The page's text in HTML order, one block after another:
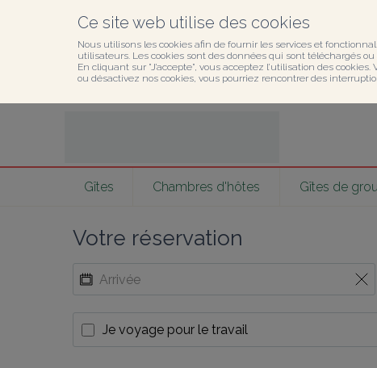
Ce site web utilise des cookies
Nous utilisons les cookies afin de fournir les services et
utilisateurs. Les cookies sont des données qui sont téléchargés
En cliquant sur ”J’accepte”, vous acceptez l’utilisation des
ou désactivez nos cookies, vous pourriez rencontrer des
Gîtes Chambres d'hôtes Gîtes de
Votre réservation
Je voyage pour le travail